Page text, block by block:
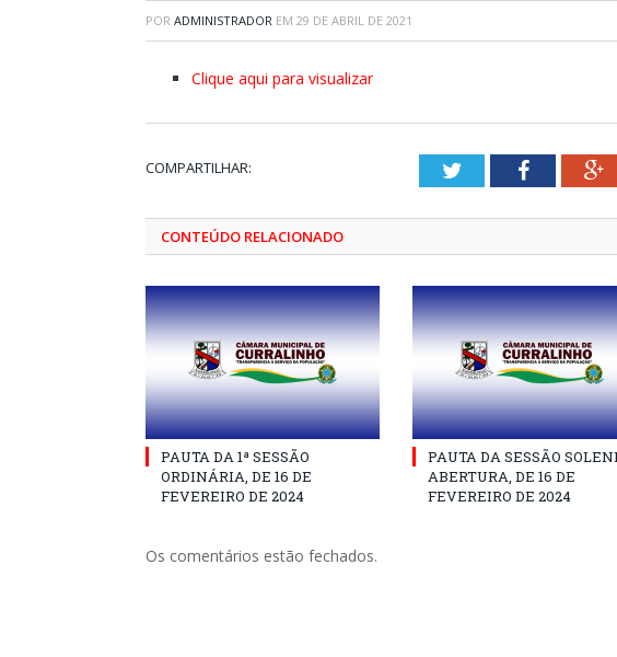
POR ADMINISTRADOR EM 29 DE ABRIL DE 2021
Clique aqui para visualizar
COMPARTILHAR: TwitterFacebook
CONTEÚDO RELACIONADO
PAUTA DA 1ª SESSÃO
ORDINÁRIA, DE 16 DE
FEVEREIRO DE 2024
PAUTA DA SESSÃO
ABERTURA, DE 16 DE
FEVEREIRO DE 2024
Os comentários estão fechados.